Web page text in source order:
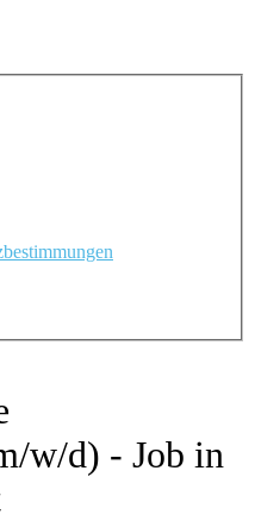
w/d) - Job in